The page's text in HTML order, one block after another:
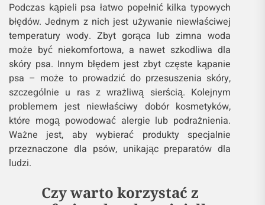
Podczas kąpieli psa łatwo popełnić kilka typowych
błędów. Jednym z nich jest używanie niewłaściwej
temperatury wody. Zbyt gorąca lub zimna woda
może być niekomfortowa, a nawet szkodliwa dla
skóry psa. Innym błędem jest zbyt częste kąpanie
psa – może to prowadzić do przesuszenia skóry,
szczególnie u ras z wrażliwą sierścią. Kolejnym
problemem jest niewłaściwy dobór kosmetyków,
które mogą powodować alergie lub podrażnienia.
Ważne jest, aby wybierać produkty specjalnie
przeznaczone dla psów, unikając preparatów dla
ludzi.
Czy warto korzystać z